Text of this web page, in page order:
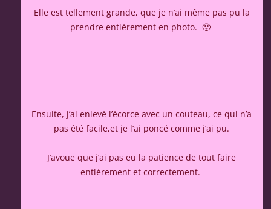
Elle est tellement grande, que je n’ai même pas pu la
prendre entièrement en photo. 🙂
Ensuite, j’ai enlevé l’écorce avec un couteau, ce qui n’a
pas été facile,et je l’ai poncé comme j’ai pu.
J’avoue que j’ai pas eu la patience de tout faire
entièrement et correctement.